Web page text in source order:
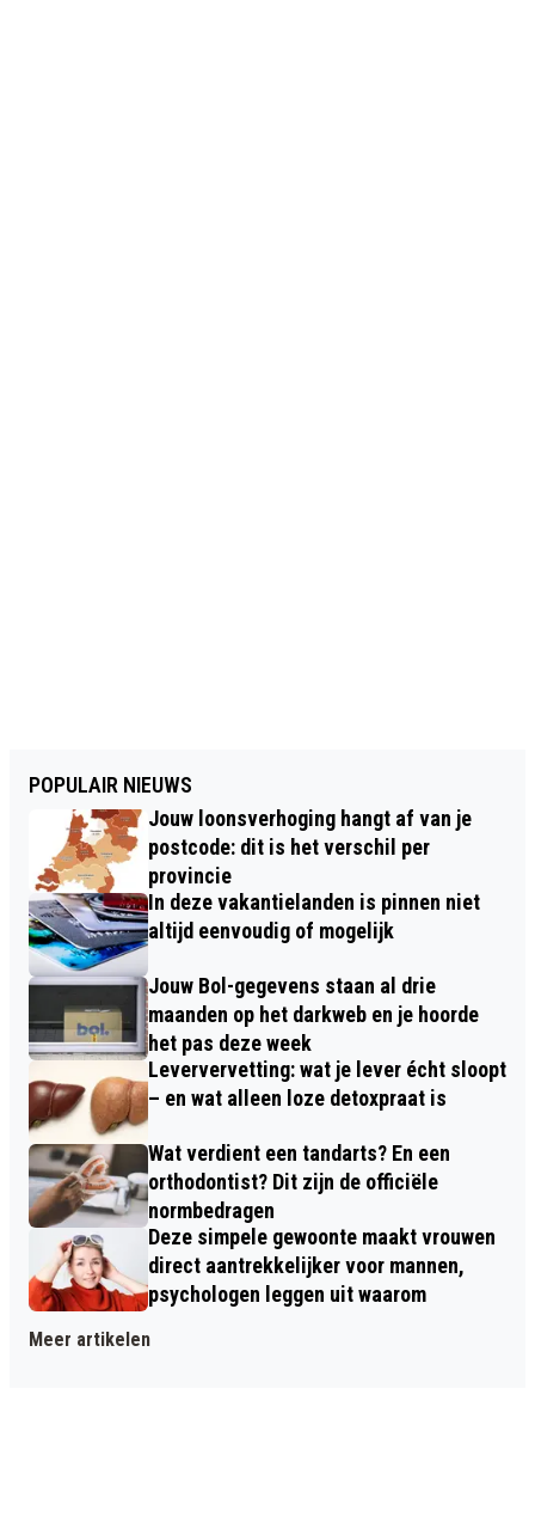
POPULAIR NIEUWS
Jouw loonsverhoging hangt af van je
postcode: dit is het verschil per
provincie
In deze vakantielanden is pinnen niet
altijd eenvoudig of mogelijk
Jouw Bol-gegevens staan al drie
maanden op het darkweb en je hoorde
het pas deze week
Leververvetting: wat je lever écht sloopt
– en wat alleen loze detoxpraat is
Wat verdient een tandarts? En een
orthodontist? Dit zijn de officiële
normbedragen
Deze simpele gewoonte maakt vrouwen
direct aantrekkelijker voor mannen,
psychologen leggen uit waarom
Meer artikelen